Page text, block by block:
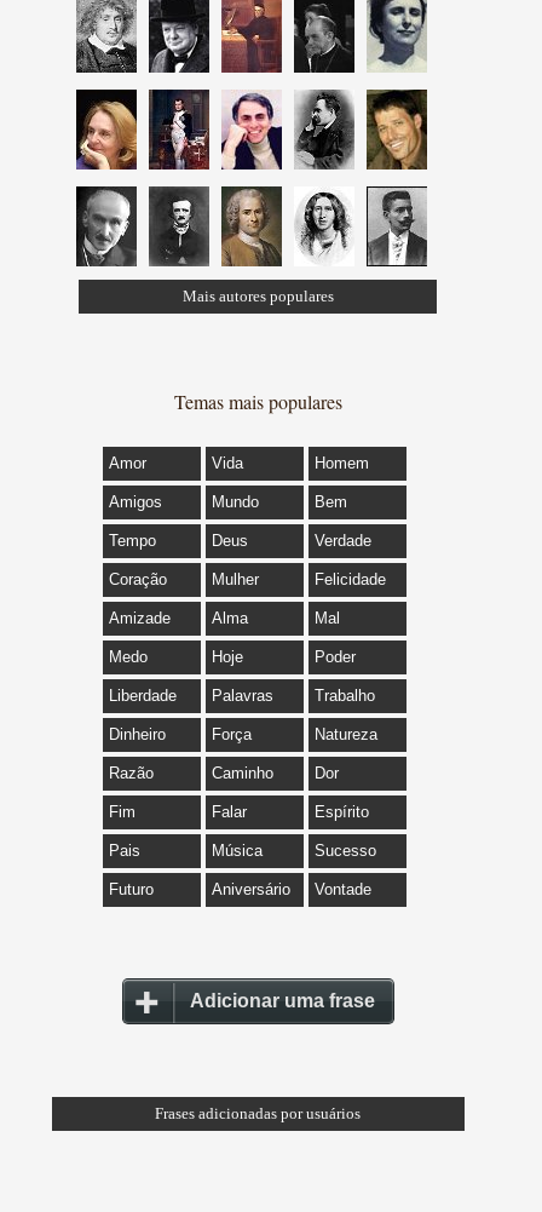
Mais autores populares
Temas mais populares
Amor Vida Homem
Amigos Mundo Bem
Tempo Deus Verdade
Coração Mulher Felicidade
Amizade Alma Mal
Medo Hoje Poder
Liberdade Palavras Trabalho
Dinheiro Força Natureza
Razão Caminho Dor
Fim Falar Espírito
Pais Música Sucesso
Futuro Aniversário Vontade
Adicionar uma frase
Frases adicionadas por usuários